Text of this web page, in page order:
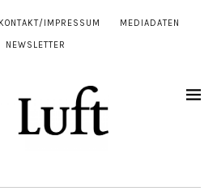
KONTAKT/IMPRESSUM MEDIADATEN
NEWSLETTER